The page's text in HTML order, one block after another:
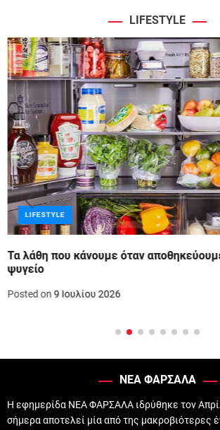
LIFESTYLE
LIFESTYLE
Τα λάθη που κάνουμε όταν
ψυγείο
Posted on9 Ιουλίου 2026
ΝΕΑ ΦΑΡΣΑΛΑ
Η εφημερίδα ΝΕΑ ΦΑΡΣΑΛΑ ιδρύθηκε τον
σήμερα αποτελεί μία από της μακροβιότερες